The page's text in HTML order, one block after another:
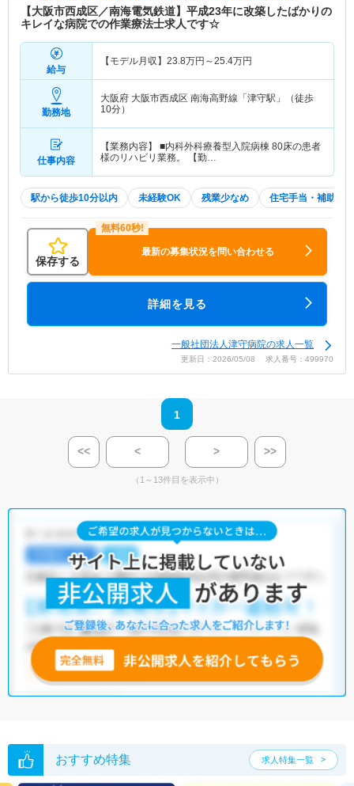
【大阪市西成区／南海電気鉄道】平成23年に改築したばかりの
キレイな病院での作業療法士求人です☆
給与
【モデル月収】 23.8万円～25.4万円
勤務地
大阪府 大阪市西成区 南海高野線「津守駅」（徒歩
10分）
仕事内容
【業務内容】 ■内科外科療養型入院病棟 80床の患者
様のリハビリ業務。 【勤…
駅から徒歩10分以内 未経験OK 残業少なめ 住宅手当・補助
保存する
最新の募集状況を問い合わせる
詳細を見る
一般社団法人津守病院の求人一覧
更新日：2026/05/08 求人番号：499970
1
<< < > >>
（1～13件目を表示中）
おすすめ特集 求人特集一覧